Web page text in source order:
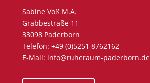
Sabine Voß M.A.
Grabbestraße 11
33098 Paderborn
Telefon: +49 (0)5251 8762162
E-Mail: info@ruheraum-paderborn.de